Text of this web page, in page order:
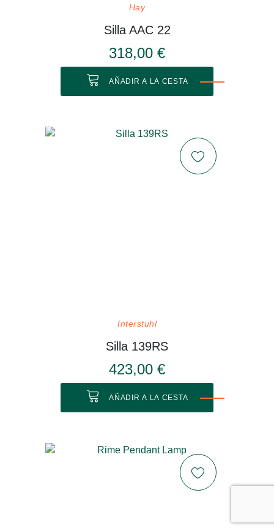
Hay
Silla AAC 22
318,00 €
AÑADIR A LA CESTA
Interstuhl
Silla 139RS
423,00 €
AÑADIR A LA CESTA